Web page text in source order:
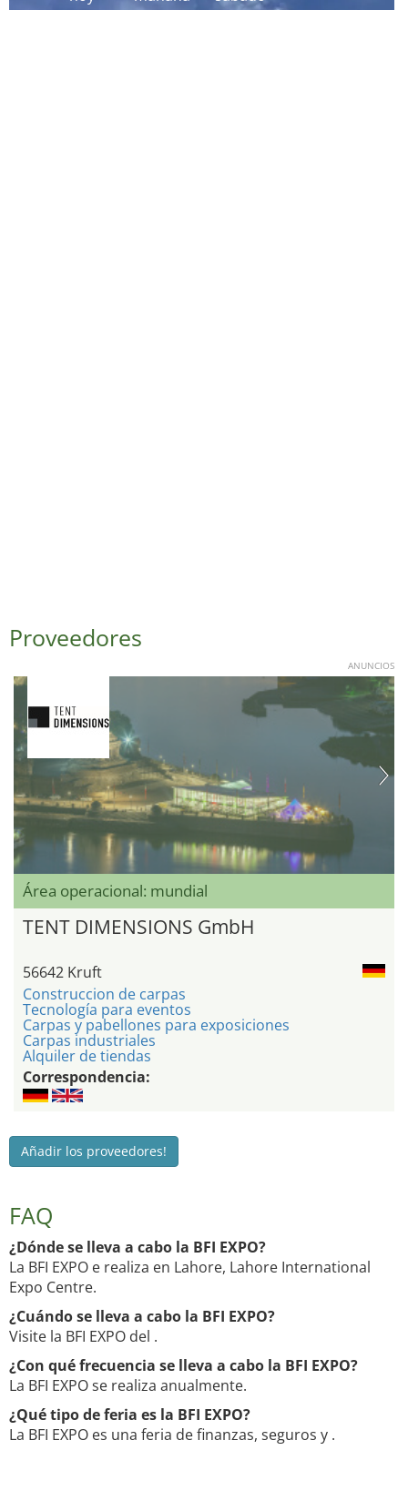
Proveedores
ANUNCIOS
Área operacional: mundial
TENT DIMENSIONS GmbH
56642 Kruft
Construccion de carpas
Tecnología para eventos
Carpas y pabellones para exposiciones
Carpas industriales
Alquiler de tiendas
Correspondencia:
Añadir los proveedores!
FAQ
¿Dónde se lleva a cabo la BFI EXPO?
La BFI EXPO e realiza en Lahore, Lahore International
Expo Centre.
¿Cuándo se lleva a cabo la BFI EXPO?
Visite la BFI EXPO del .
¿Con qué frecuencia se lleva a cabo la BFI EXPO?
La BFI EXPO se realiza anualmente.
¿Qué tipo de feria es la BFI EXPO?
La BFI EXPO es una feria de finanzas, seguros y .